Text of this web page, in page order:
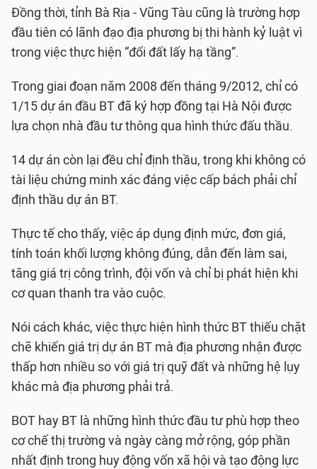
Đồng thời, tỉnh Bà Rịa - Vũng Tàu cũng là trường hợp
đầu tiên có lãnh đạo địa phương bị thi hành kỷ luật vì
trong việc thực hiện “đổi đất lấy hạ tầng”.
Trong giai đoạn năm 2008 đến tháng 9/2012, chỉ có
1/15 dự án đầu BT đã ký hợp đồng tại Hà Nội được
lựa chọn nhà đầu tư thông qua hình thức đấu thầu.
14 dự án còn lại đều chỉ định thầu, trong khi không có
tài liệu chứng minh xác đáng việc cấp bách phải chỉ
định thầu dự án BT.
Thực tế cho thấy, việc áp dụng định mức, đơn giá,
tính toán khối lượng không đúng, dẫn đến làm sai,
tăng giá trị công trình, đội vốn và chỉ bị phát hiện khi
cơ quan thanh tra vào cuộc.
Nói cách khác, việc thực hiện hình thức BT thiếu chặt
chẽ khiến giá trị dự án BT mà địa phương nhận được
thấp hơn nhiều so với giá trị quỹ đất và những hệ lụy
khác mà địa phương phải trả.
BOT hay BT là những hình thức đầu tư phù hợp theo
cơ chế thị trường và ngày càng mở rộng, góp phần
nhất định trong huy động vốn xã hội và tạo động lực